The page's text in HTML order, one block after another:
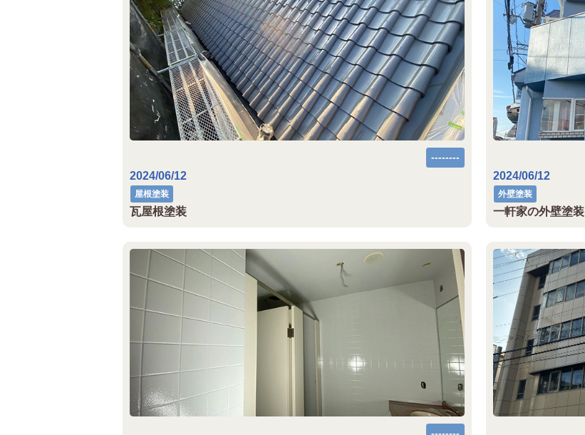
--------
2024/06/12
屋根塗装
瓦屋根塗装
2024/06/12
外壁塗装
一軒家の外壁塗装